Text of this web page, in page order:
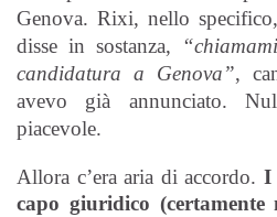
Genova. Rixi, nello
disse in sostanza,
candidatura a Genova”,
avevo già annunciato.
piacevole.
Allora c’era aria di accordo. I
capo giuridico